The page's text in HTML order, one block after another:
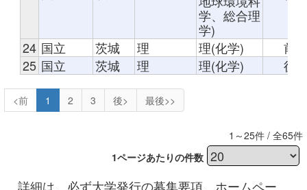
学、総合理
学)
24 国立 茨城 理 理(化学)
前
25 国立 茨城 理 理(化学) 後
<前 1 2 3 後> 最後>>
1～25件 / 全65件
1ページあたりの件数
詳細は、必ず大学発行の募集要項、ホームペー